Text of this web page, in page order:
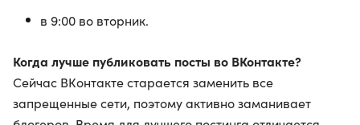
в 9:00 во вторник.
Когда лучше публиковать посты во ВКонтакте?
Сейчас ВКонтакте старается заменить все
запрещенные сети, поэтому активно заманивает